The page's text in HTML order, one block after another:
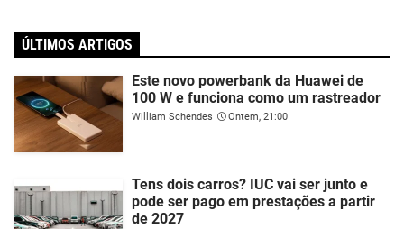
ÚLTIMOS ARTIGOS
Este novo powerbank da Huawei de
100 W e funciona como um rastreador
William Schendes Ontem, 21:00
Tens dois carros? IUC vai ser junto e
pode ser pago em prestações a partir
de 2027